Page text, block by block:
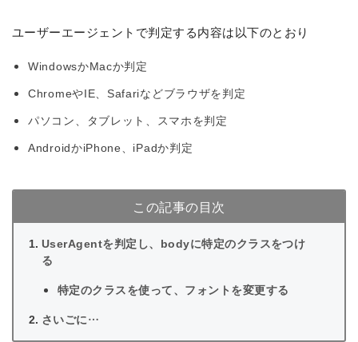
ユーザーエージェントで判定する内容は以下のとおり
WindowsかMacか判定
ChromeやIE、Safariなどブラウザを判定
パソコン、タブレット、スマホを判定
AndroidかiPhone、iPadか判定
この記事の目次
UserAgentを判定し、bodyに特定のクラスをつけ
る
特定のクラスを使って、フォントを変更する
さいごに…